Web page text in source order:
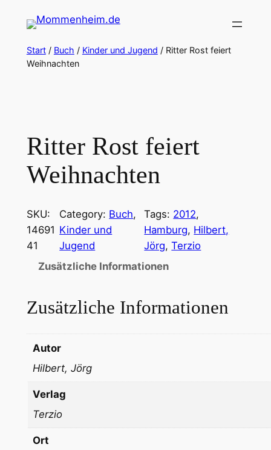
Inhalt
springen
Start/ Buch / Kinder und Jugend / Ritter Rost feiert
Weihnachten
Ritter Rost feiert
Weihnachten
SKU:
14691
41
Category: Buch
Kinder und
Jugend
Tags: 2012
Hamburg, Hilbert,
Jörg, Terzio
Zusätzliche Informationen
Zusätzliche Informationen
Autor
Hilbert, Jörg
Verlag
Terzio
Ort